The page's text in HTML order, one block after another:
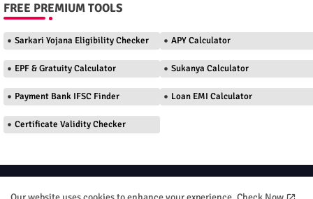
FREE PREMIUM TOOLS
Sarkari Yojana Eligibility Checker APY Calculator
EPF & Gratuity Calculator Sukanya Calculator
Payment Bank IFSC Finder Loan EMI Calculator
Certificate Validity Checker